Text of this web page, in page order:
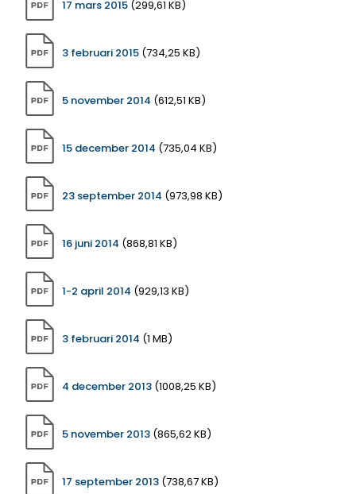
17 mars 2015 (299,61 KB)
3 februari 2015 (734,25 KB)
5 november 2014 (612,51 KB)
15 december 2014 (735,04 KB)
23 september 2014 (973,98 KB)
16 juni 2014 (868,81 KB)
1-2 april 2014 (929,13 KB)
3 februari 2014 (1 MB)
4 december 2013 (1008,25 KB)
5 november 2013 (865,62 KB)
17 september 2013 (738,67 KB)